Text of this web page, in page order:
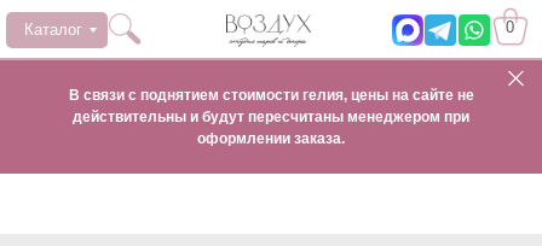
0
Каталог
В связи с поднятием стоимости гелия, цены на сайте не
действительны и будут пересчитаны менеджером при
оформлении заказа.